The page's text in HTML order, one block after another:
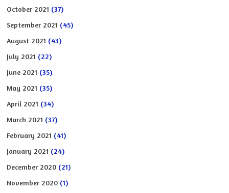
October 2021 (37)
September 2021 (45)
August 2021 (43)
July 2021 (22)
June 2021 (35)
May 2021 (35)
April 2021 (34)
March 2021 (37)
February 2021 (41)
January 2021 (24)
December 2020 (21)
November 2020 (1)